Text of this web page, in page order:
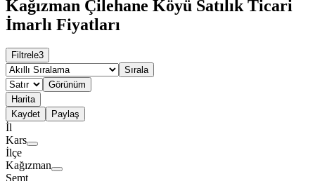
Kağızman Çilehane Köyü Satılık Ticari
İmarlı Fiyatları
Filtrele3
Sırala
Görünüm
Harita
Kaydet
Paylaş
İl
Kars
İlçe
Kağızman
Semt